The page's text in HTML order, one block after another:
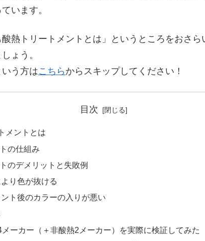
います。
熱トリートメントとは」というところをおさ
ょう。
う方はこちら からスキップしてください！
目次
メントとは
の仕組み
のデメリットと失敗例
り色が抜ける
ト後のカラーの入りが悪い
ーカー（＋非酸熱2メーカー）を実際に検証してみた